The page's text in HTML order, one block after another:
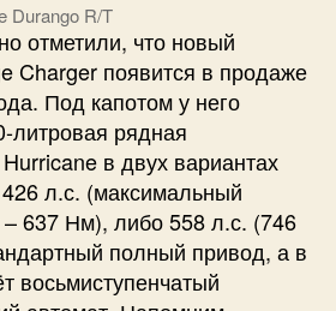
Durango R/T
отметили, что новый
Charger появится в продаже
Под капотом у него
литровая рядная
в двух вариантах
л.с. (максимальный
637 Нм), либо 558 л.с. (746
полный привод, а в
восьмиступенчатый